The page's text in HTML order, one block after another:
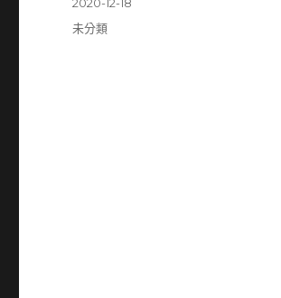
佈
分
未分類